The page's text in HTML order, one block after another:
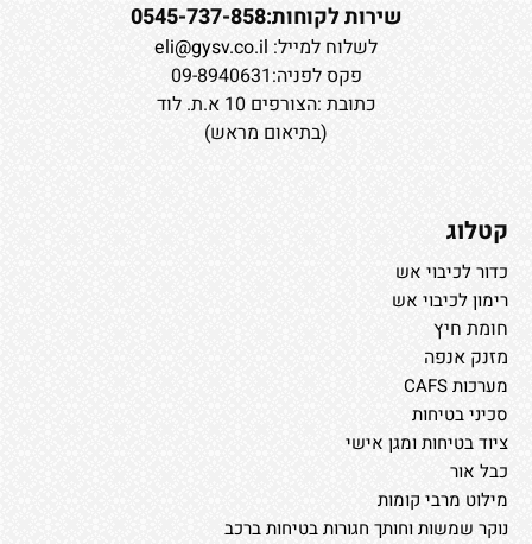
שירות לקוחות:0545-737-858
לשלוח למייל: eli@gysv.co.il
פקס לפניה:09-8940631
כתובת :הצורפים 10 א.ת. לוד
(בתיאום מראש)
קטלוג
כדור לכיבוי אש
רימון לכיבוי אש
חומת חיץ
מזנק אנפה
מערכות CAFS
סכיני בטיחות
ציוד בטיחות ומגן אישי
כבל אור
מילוט מרבי קומות
נוקר שמשות וחותך חגורות בטיחות ברכב